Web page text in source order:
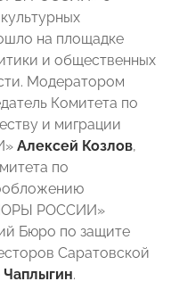
на площадке
и общественных
Модератором
Комитета по
и миграции
Алексей Козлов,
по
РОССИИ»
Бюро по защите
Саратовской
.